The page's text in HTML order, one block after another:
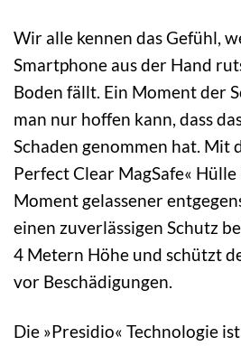
Wir alle kennen das Gefühl,
Smartphone aus der Hand
Boden fällt. Ein Moment der
man nur hoffen kann, dass
Schaden genommen hat. Mit
Perfect Clear MagSafe«
Moment gelassener
einen zuverlässigen Schutz
4 Metern Höhe und schützt
vor Beschädigungen.
Die »Presidio« Technologie